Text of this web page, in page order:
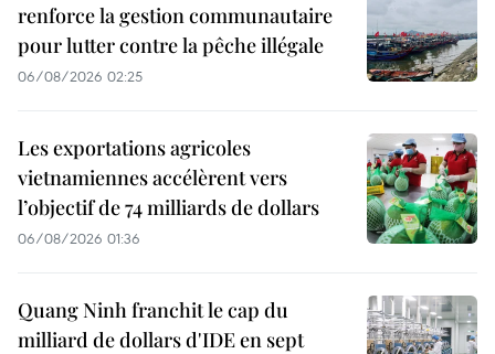
renforce la gestion communautaire
pour lutter contre la pêche illégale
06/08/2026 02:25
Les exportations agricoles
vietnamiennes accélèrent vers
l’objectif de 74 milliards de dollars
06/08/2026 01:36
Quang Ninh franchit le cap du
milliard de dollars d'IDE en sept